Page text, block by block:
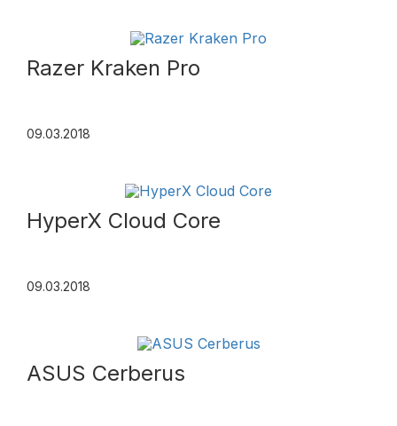
Razer Kraken Pro
09.03.2018
HyperX Cloud Core
09.03.2018
ASUS Cerberus